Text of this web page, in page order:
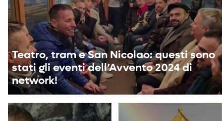
Teatro, tram e San Nicolao: questi sono
stati gli eventi dell’Avvento 2024 di
network!